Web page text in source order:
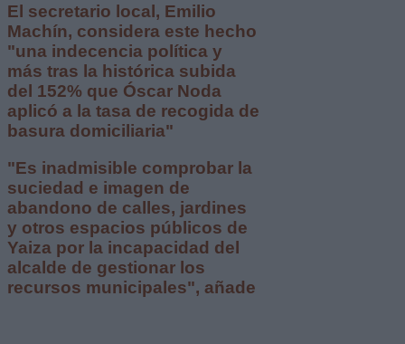
El secretario local, Emilio
Machín, considera este hecho
"una indecencia política y
más tras la histórica subida
del 152% que Óscar Noda
aplicó a la tasa de recogida de
basura domiciliaria"
"Es inadmisible comprobar la
suciedad e imagen de
abandono de calles, jardines
y otros espacios públicos de
Yaiza por la incapacidad del
alcalde de gestionar los
recursos municipales", añade